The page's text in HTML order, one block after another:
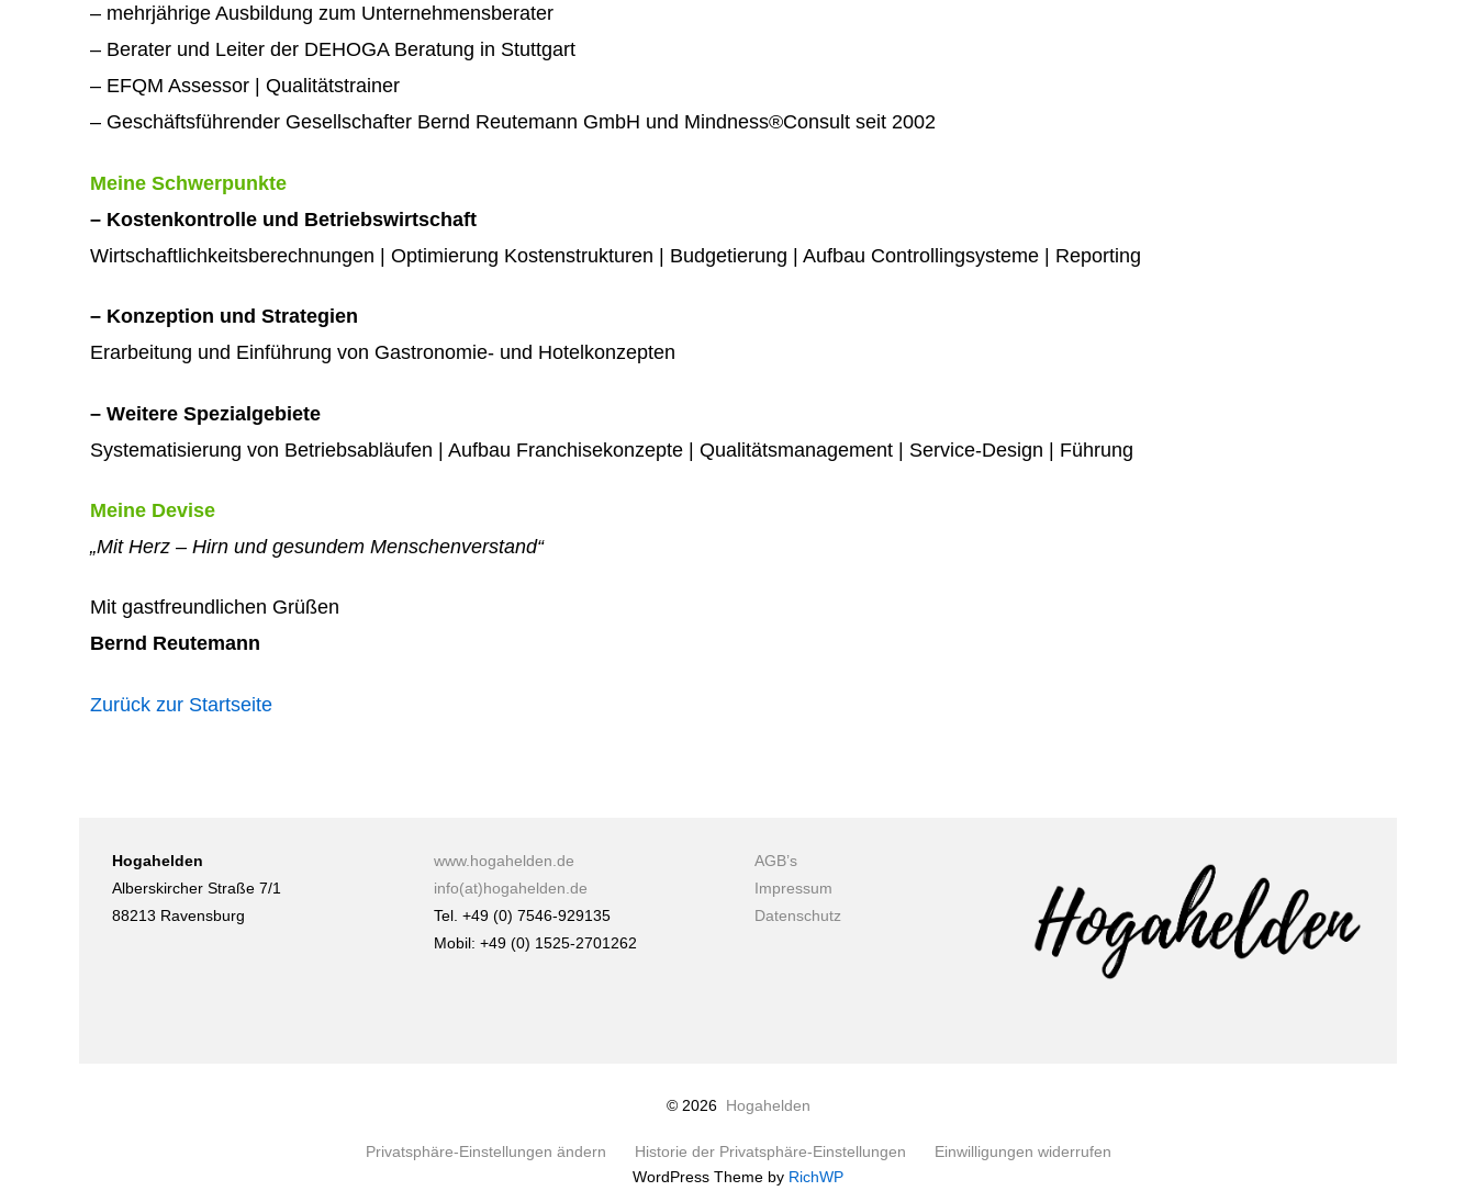
– mehrjährige Ausbildung zum Unternehmensberater
– Berater und Leiter der DEHOGA Beratung in Stuttgart
– EFQM Assessor | Qualitätstrainer
– Geschäftsführender Gesellschafter Bernd Reutemann GmbH und Mindness®Consult seit 2002
Meine Schwerpunkte
– Kostenkontrolle und Betriebswirtschaft
Wirtschaftlichkeitsberechnungen | Optimierung Kostenstrukturen | Budgetierung | Aufbau Controllingsysteme | Reporting
– Konzeption und Strategien
Erarbeitung und Einführung von Gastronomie- und Hotelkonzepten
– Weitere Spezialgebiete
Systematisierung von Betriebsabläufen | Aufbau Franchisekonzepte | Qualitätsmanagement | Service-Design | Führung
Meine Devise
„Mit Herz – Hirn und gesundem Menschenverstand“
Mit gastfreundlichen Grüßen
Bernd Reutemann
Zurück zur Startseite
Hogahelden
Alberskircher Straße 7/1
88213 Ravensburg
www.hogahelden.de
info(at)hogahelden.de
Tel. +49 (0) 7546-929135
Mobil: +49 (0) 1525-2701262
AGB’s
Impressum
Datenschutz
© 2026 Hogahelden
Privatsphäre-Einstellungen ändern Historie der Privatsphäre-Einstellungen
Einwilligungen widerrufen
WordPress Theme by RichWP